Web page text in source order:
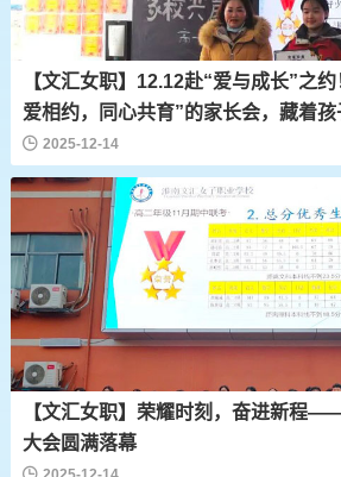
【文汇女职】12.12赴“爱与成长”之
爱相约，同心共育”的家长会，藏着
2025-12-14
【文汇女职】荣耀时刻，奋进新程
大会圆满落幕